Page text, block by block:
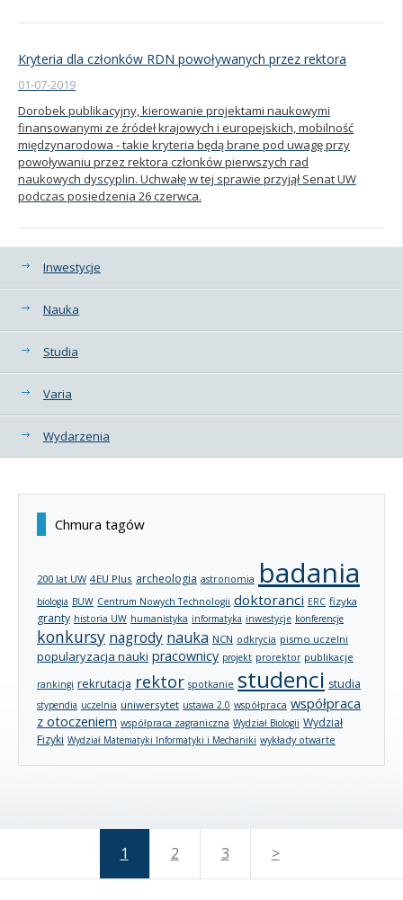
Kryteria dla członków RDN powoływanych przez rektora
01-07-2019
Dorobek publikacyjny, kierowanie projektami naukowymi
finansowanymi ze źródeł krajowych i europejskich, mobilność
międzynarodowa - takie kryteria będą brane pod uwagę przy
powoływaniu przez rektora członków pierwszych rad
naukowych dyscyplin. Uchwałę w tej sprawie przyjął Senat UW
podczas posiedzenia 26 czerwca.
Kategorie
Inwestycje
Nauka
Studia
Varia
Wydarzenia
Chmura tagów
200 lat UW 4EU Plus archeologia astronomia badania
biologia BUW Centrum Nowych Technologii doktoranci ERC fizyka
granty historia UW humanistyka informatyka inwestycje konferencje
konkursy nagrody nauka NCN odkrycia pismo uczelni
popularyzacja nauki pracownicy projekt prorektor publikacje
rankingi rekrutacja rektor spotkanie studenci studia
stypendia uczelnia uniwersytet ustawa 2.0 współpraca współpraca
z otoczeniem współpraca zagraniczna Wydział Biologii Wydział
Fizyki Wydział Matematyki Informatyki i Mechaniki wykłady otwarte
1 2 3 >